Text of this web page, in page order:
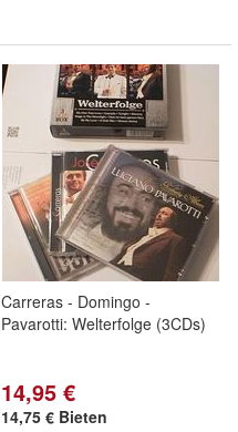
Carreras - Domingo -
Pavarotti: Welterfolge (3CDs)
14,95 €
14,75 € Bieten